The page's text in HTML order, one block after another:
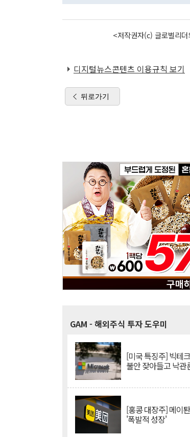
<저작권자(c) 글로벌리
디지털뉴스콘텐츠 이용규칙 보기
뒤로가기
GAM - 해외주식 투자 도우미
[미국 특징주] 빅테
불안 잦아들고 낙관
[홍콩 대장주] 메이
'폭발적 성장'